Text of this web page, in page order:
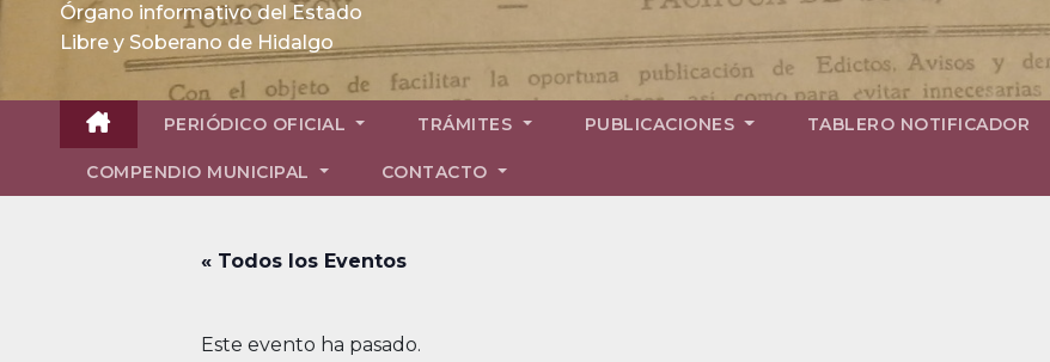
Órgano informativo del Estado
Libre y Soberano de Hidalgo
PERIÓDICO OFICIAL TRÁMITES PUBLICACIONES TABLERO NOTIFICADOR
COMPENDIO MUNICIPAL CONTACTO
« Todos los Eventos
Este evento ha pasado.